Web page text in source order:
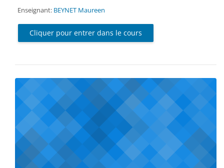
Enseignant: BEYNET Maureen
Cliquer pour entrer dans le cours